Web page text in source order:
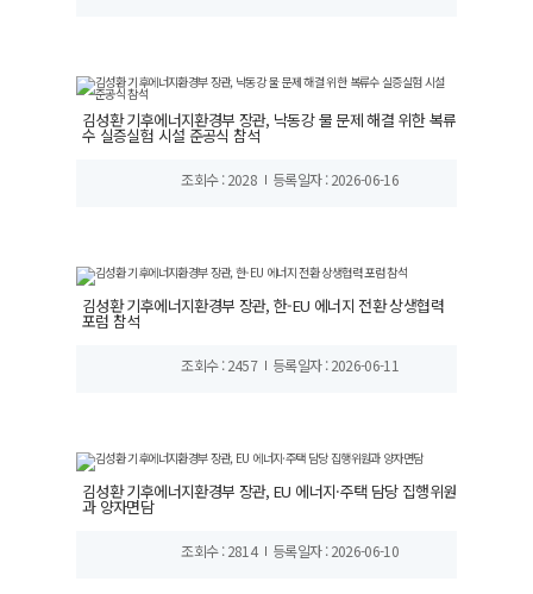
김성환 기후에너지환경부 장관, 낙동강 물 문제 해결 위한 복류
수 실증실험 시설 준공식 참석
조회수 : 2028 등록일자 : 2026-06-16
김성환 기후에너지환경부 장관, 한-EU 에너지 전환 상생협력
포럼 참석
조회수 : 2457 등록일자 : 2026-06-11
김성환 기후에너지환경부 장관, EU 에너지·주택 담당 집행위원
과 양자면담
조회수 : 2814 등록일자 : 2026-06-10